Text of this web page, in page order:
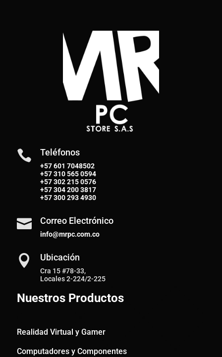
 Teléfonos
+57 601 7048502
+57310 565 0594
+57302 215 0576
+57304 200 3817
+57300 293 4930
 Correo Electrónico
info@mrpc.com.co
 Ubicación
Cra 15 #78-33,
Locales 2-224/2-225
Nuestros Productos
Realidad Virtual y Gamer
Computadores y Componentes